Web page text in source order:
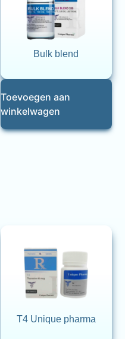
Bulk blend
Toevoegen aan
winkelwagen
T4 Unique pharma